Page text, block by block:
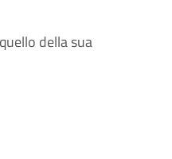
della sua